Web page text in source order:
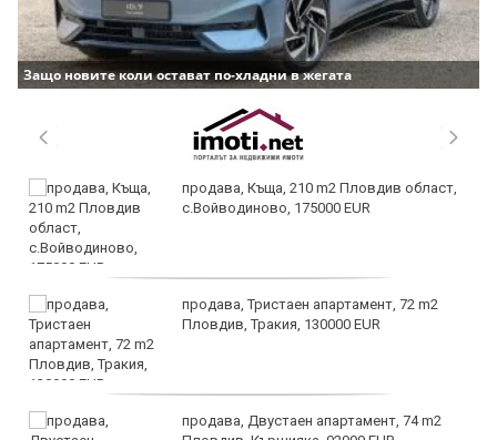
Защо новите коли остават по-хладни в жегата
продава, Къща, 210 m2 Пловдив област,
с.Войводиново, 175000 EUR
продава, Тристаен апартамент, 72 m2
Пловдив, Тракия, 130000 EUR
продава, Двустаен апартамент, 74 m2